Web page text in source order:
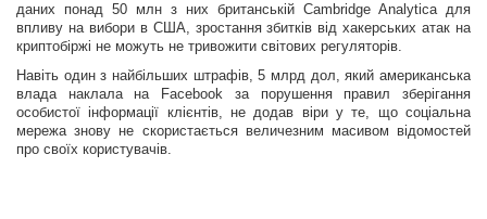
даних понад 50 млн з них британській Cambridge Analytica для
впливу на вибори в США, зростання збитків від хакерських атак на
криптобіржі не можуть не тривожити світових регуляторів.
Навіть один з найбільших штрафів, 5 млрд дол, який американська
влада наклала на Facebook за порушення правил зберігання
особистої інформації клієнтів, не додав віри у те, що соціальна
мережа знову не скористається величезним масивом відомостей
про своїх користувачів.